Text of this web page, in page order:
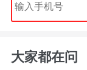
大家都在问